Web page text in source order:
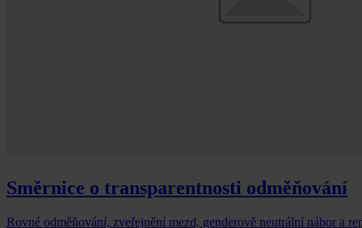
Směrnice o transparentnosti odměňování
Rovné odměňování, zveřejnění mezd, genderově neutrální nábor a